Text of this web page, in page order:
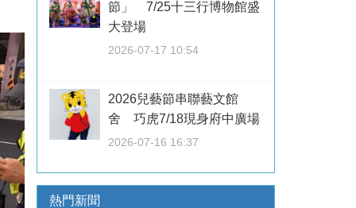
節」 7/25十三行博物館盛
大登場
2026-07-17 10:54
2026兒藝節串聯藝文館
舍 巧虎7/18現身府中廣場
2026-07-16 16:37
熱門新聞